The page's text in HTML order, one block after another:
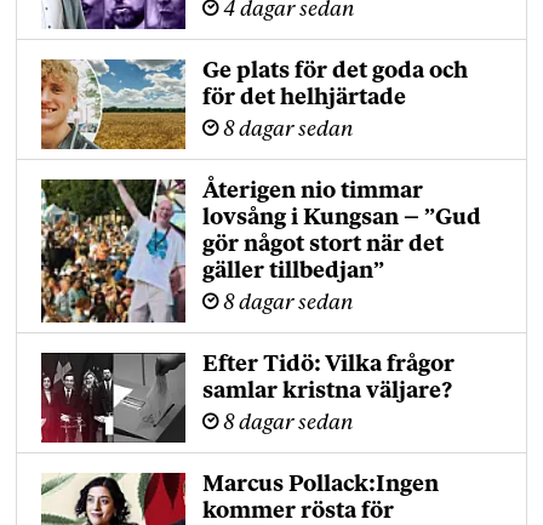
4 dagar sedan
Ge plats för det goda och
för det helhjärtade
8 dagar sedan
Återigen nio timmar
lovsång i Kungsan – ”Gud
gör något stort när det
gäller tillbedjan”
8 dagar sedan
Efter Tidö: Vilka frågor
samlar kristna väljare?
8 dagar sedan
Marcus Pollack:Ingen
kommer rösta för